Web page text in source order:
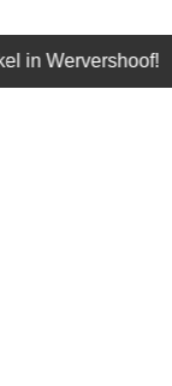
in Wervershoof!